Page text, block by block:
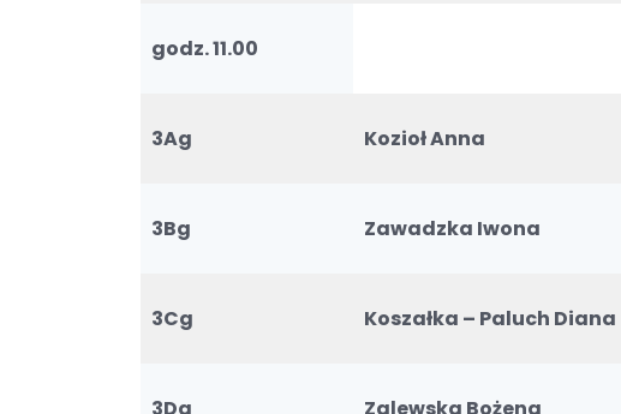
godz. 11.00
3Ag Kozioł Anna
3Bg Zawadzka Iwona
3Cg Koszałka – Paluch Diana